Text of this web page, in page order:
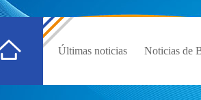
Últimas noticias Noticias de